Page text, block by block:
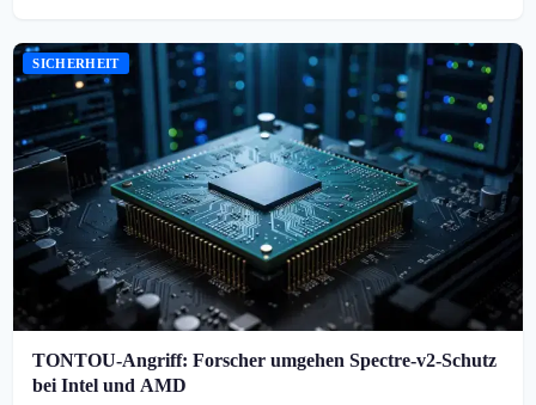
SICHERHEIT
TONTOU-Angriff: Forscher umgehen Spectre-v2-Schutz
bei Intel und AMD